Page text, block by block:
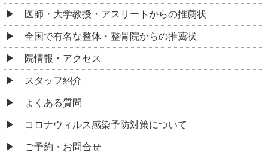
医師・大学教授・アスリートからの推薦状
全国で有名な整体・整骨院からの推薦状
院情報・アクセス
スタッフ紹介
よくある質問
コロナウィルス感染予防対策について
ご予約・お問合せ